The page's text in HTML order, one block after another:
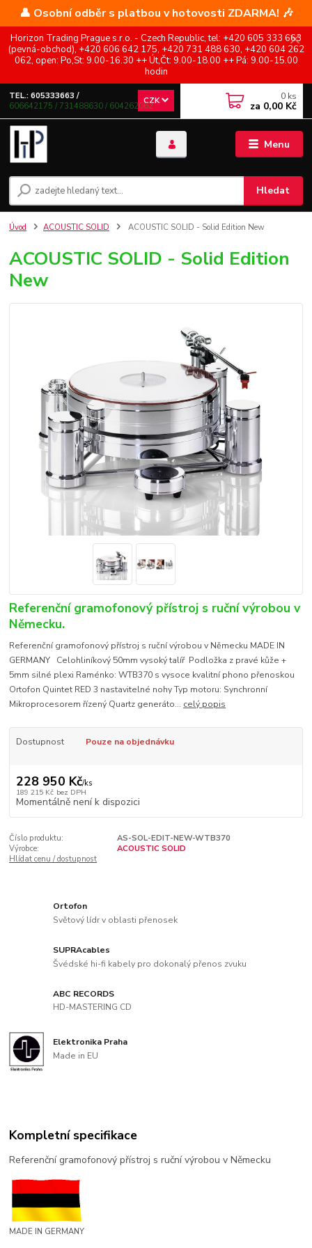
👤 Osobní odběr s platbou v hotovosti ZDARMA! 🎶
Horizon Trading Prague s.r.o. - Czech Republic, tel: +420 605 333 663
(pevná-obchod), +420 606 642 175, +420 731 488 630, +420 604 262
062, open: Po,St: 9.00-16.30 ++ Út,Čt: 9.00-18.00 ++ Pá: 9.00-15.00
hodin
Menu
CZK
Hledat
TEL.: 605333663 /
606642175 / 731488630 / 604262062
0 ks
za 0,00 Kč
Úvod ACOUSTIC SOLID ACOUSTIC SOLID - Solid Edition New
ACOUSTIC SOLID - Solid Edition
New
Referenční gramofonový přístroj s ruční výrobou v
Německu.
Referenční gramofonový přístroj s ruční výrobou v Německu MADE IN
GERMANY Celohliníkový 50mm vysoký talíř Podložka z pravé kůže +
5mm silné plexi Raménko: WTB370 s vysoce kvalitní phono přenoskou
Ortofon Quintet RED 3 nastavitelné nohy Typ motoru: Synchronní
Mikroprocesorem řízený Quartz generáto... celý popis
Dostupnost Pouze na objednávku
228 950 Kč/ks
189 215 Kč bez DPH
Momentálně není k dispozici
Číslo produktu:
AS-SOL-EDIT-NEW-WTB370
Výrobce:
ACOUSTIC SOLID
Hlídat cenu / dostupnost
Ortofon
Světový lídr v oblasti přenosek
SUPRAcables
Švédské hi-fi kabely pro dokonalý přenos zvuku
ABC RECORDS
HD-MASTERING CD
Elektronika Praha
Made in EU
Kompletní specifikace
Referenční gramofonový přístroj s ruční výrobou v Německu
MADE IN GERMANY